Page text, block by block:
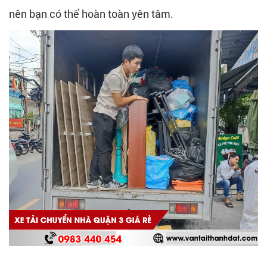
nên bạn có thể hoàn toàn yên tâm.